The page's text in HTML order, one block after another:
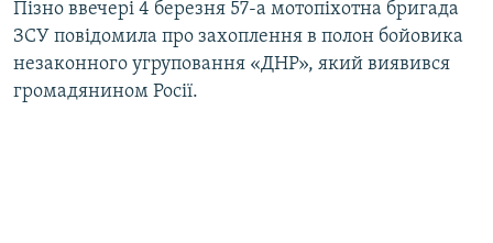
Пізно ввечері 4 березня 57-а мотопіхотна бригада
ЗСУ повідомила про захоплення в полон бойовика
незаконного угруповання «ДНР», який виявився
громадянином Росії.